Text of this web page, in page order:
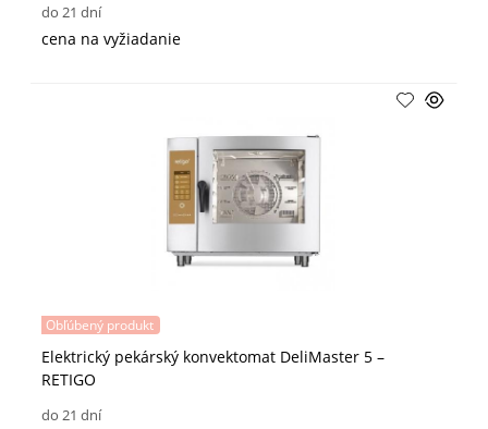
do 21 dní
cena na vyžiadanie
Elektrický pekárský konvektomat DeliMaster 5 –
RETIGO
Obľúbený produkt
do 21 dní